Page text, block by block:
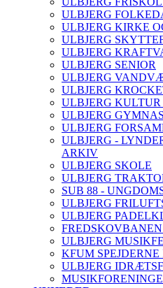
ULBJERG
ULBJERG KIRKE
ULBJERG
ULBJERG
ULBJERG SENIOR
ULBJERG
ULBJERG
ULBJERG
ULBJERG
ULBJERG
ULBJERG -
ARKIV
ULBJERG SKOLE
ULBJERG
SUB 88 -
ULBJERG
ULBJERG
ULBJERG
KFUM SPEJDERNE
ULBJERG